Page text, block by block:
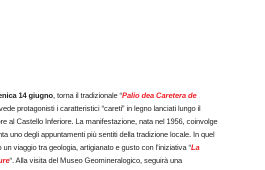
14 giugno, torna il tradizionale “Palio dea Caretera de
protagonisti i caratteristici “careti” in legno lanciati lungo il
al Castello Inferiore. La manifestazione, nata nel 1956, coinvolge
uno degli appuntamenti più sentiti della tradizione locale. In quel
un viaggio tra geologia, artigianato e gusto con l’iniziativa “La
“. Alla visita del Museo Geomineralogico, seguirà una